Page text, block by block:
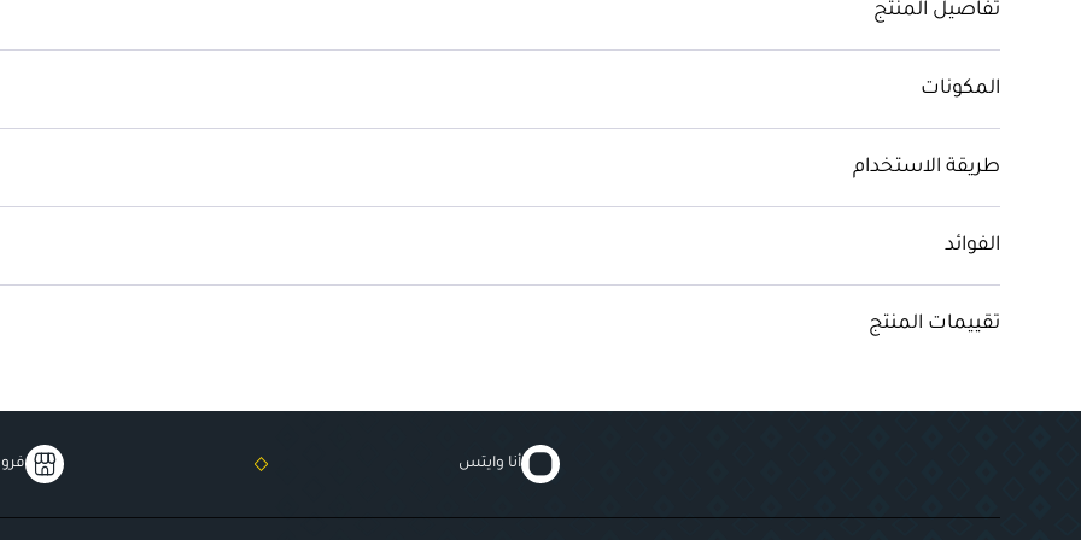
تفاصيل المنتج
المكونات
طريقة الاستخدام
الفوائد
تقييمات المنتج
أنا وايتس